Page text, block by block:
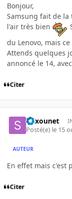
Bonjour,
Samsung fait de la
l'air très bien
du Lenovo, mais
Attends quelques
annoncé le 14,
Citer
Stixounet
Posté(e) le 15
AUTEUR
En effet mais c'est
Citer